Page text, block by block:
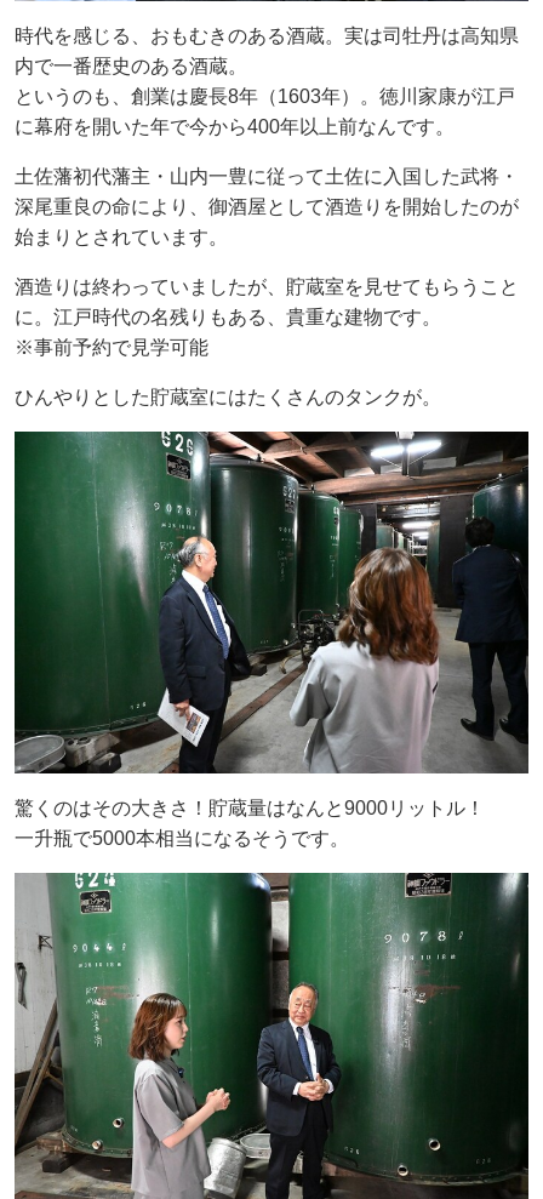
時代を感じる、おもむきのある酒蔵。実は司牡丹は高知県
内で一番歴史のある酒蔵。
というのも、創業は慶長8年（1603年）。徳川家康が江戸
に幕府を開いた年で今から400年以上前なんです。
土佐藩初代藩主・山内一豊に従って土佐に入国した武将・
深尾重良の命により、御酒屋として酒造りを開始したのが
始まりとされています。
酒造りは終わっていましたが、貯蔵室を見せてもらうこと
に。江戸時代の名残りもある、貴重な建物です。
※事前予約で見学可能
ひんやりとした貯蔵室にはたくさんのタンクが。
驚くのはその大きさ！貯蔵量はなんと9000リットル！
一升瓶で5000本相当になるそうです。